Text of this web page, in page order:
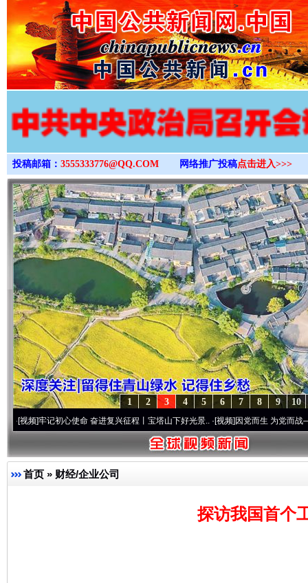
>
投稿邮箱： 3555333776@QQ.COM 网络推广投稿点击进入>>>
10
9
8
7
6
5
4
3
2
1
初心使命 奋进复兴征程丨宝塔山下好光景..·[视频]因党而生 为党而战——百年“纪”
首页 » 财经/企业公司
探访我国首个